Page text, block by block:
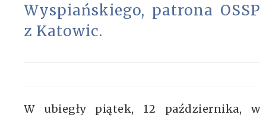
Wyspiańskiego, patrona OSSP
z Katowic.
W ubiegły piątek, 12 października, w